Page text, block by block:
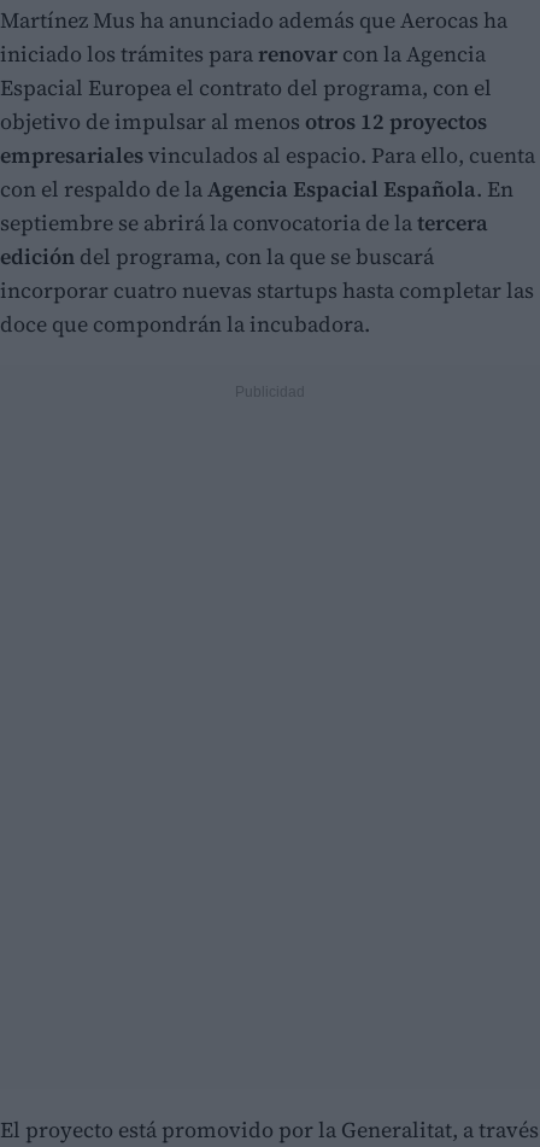
Martínez Mus ha anunciado además que Aerocas ha
iniciado los trámites pararenovar con la Agencia
Espacial Europea el contrato del programa, con el
objetivo de impulsar al menos otros 12 proyectos
empresarialesvinculados al espacio. Para ello, cuenta
con el respaldo de laAgencia Espacial Española. En
septiembre se abrirá la convocatoria de latercera
edición del programa, con la que se buscará
incorporar cuatro nuevas startups hasta completar las
doce que compondrán la incubadora.
El proyecto está promovido por la Generalitat, a través